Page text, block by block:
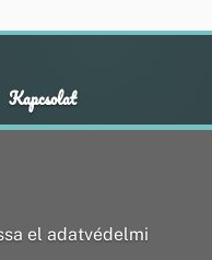
Kapcsolat
+36 20 211 1888
el adatvédelmi